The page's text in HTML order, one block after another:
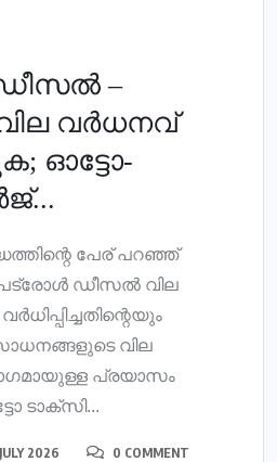
–
വര്‍ധനവ്
ഓട്ടോ-
പേര് പറഞ്ഞ്
ഡീസല്‍ വില
വില
പ്രയാസം
ടാക്‌സി...
2026 0 COMMENT